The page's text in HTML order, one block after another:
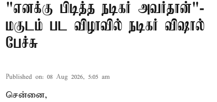
"எனக்கு பிடித்த நடிகர் அவர்தான்"-
மகுடம் பட விழாவில் நடிகர் விஷால்
பேச்சு
Published on: 08 Aug 2026, 5:05 am
சென்னை,